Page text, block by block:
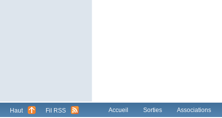
Haut Fil RSS Accueil Sorties Associations